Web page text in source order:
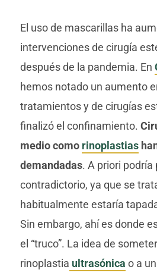
El uso de mascarillas ha
intervenciones de cirugía
después de la pandemia. En
hemos notado un aumento
tratamientos y de cirugías
finalizó el confinamiento.
medio como rinoplastias
demandadas. A priori podría
contradictorio, ya que se
habitualmente estaría
Sin embargo, ahí es donde
el “truco”. La idea de
rinoplastia ultrasónica o a